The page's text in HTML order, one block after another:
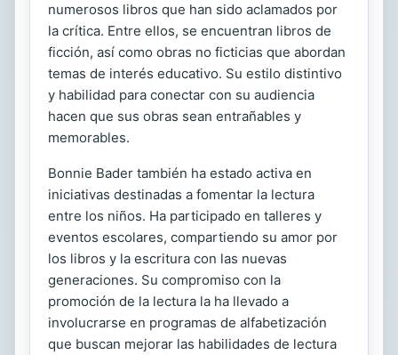
numerosos libros que han sido aclamados por
la crítica. Entre ellos, se encuentran libros de
ficción, así como obras no ficticias que abordan
temas de interés educativo. Su estilo distintivo
y habilidad para conectar con su audiencia
hacen que sus obras sean entrañables y
memorables.
Bonnie Bader también ha estado activa en
iniciativas destinadas a fomentar la lectura
entre los niños. Ha participado en talleres y
eventos escolares, compartiendo su amor por
los libros y la escritura con las nuevas
generaciones. Su compromiso con la
promoción de la lectura la ha llevado a
involucrarse en programas de alfabetización
que buscan mejorar las habilidades de lectura